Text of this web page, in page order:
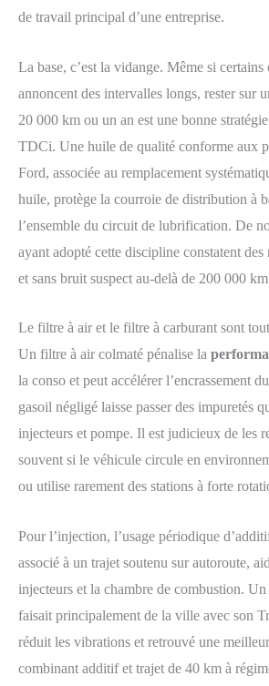
de travail principal d’une entreprise.
La base, c’est la vidange. Même si certains
annoncent des intervalles longs, rester sur
20 000 km ou un an est une bonne
TDCi. Une huile de qualité conforme aux
Ford, associée au remplacement
huile, protège la courroie de distribution à
l’ensemble du circuit de lubrification. De
ayant adopté cette discipline constatent des
et sans bruit suspect au-delà de 200 000
Le filtre à air et le filtre à carburant sont
Un filtre à air colmaté pénalise la
la conso et peut accélérer l’encrassement
gasoil négligé laisse passer des impuretés
injecteurs et pompe. Il est judicieux de les
souvent si le véhicule circule en
ou utilise rarement des stations à forte
Pour l’injection, l’usage périodique
associé à un trajet soutenu sur autoroute,
injecteurs et la chambre de combustion.
faisait principalement de la ville avec son
réduit les vibrations et retrouvé une
combinant additif et trajet de 40 km à